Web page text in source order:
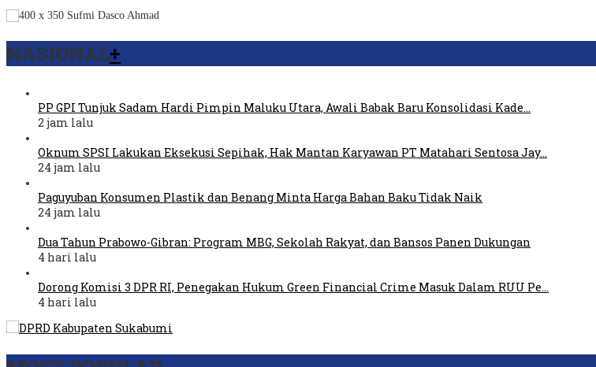
NASIONAL+
PP GPI Tunjuk Sadam Hardi Pimpin Maluku Utara, Awali Babak Baru Konsolidasi Kade…
2 jam lalu
Oknum SPSI Lakukan Eksekusi Sepihak, Hak Mantan Karyawan PT Matahari Sentosa Jay…
24 jam lalu
Paguyuban Konsumen Plastik dan Benang Minta Harga Bahan Baku Tidak Naik
24 jam lalu
Dua Tahun Prabowo-Gibran: Program MBG, Sekolah Rakyat, dan Bansos Panen Dukungan
4 hari lalu
Dorong Komisi 3 DPR RI, Penegakan Hukum Green Financial Crime Masuk Dalam RUU Pe…
4 hari lalu